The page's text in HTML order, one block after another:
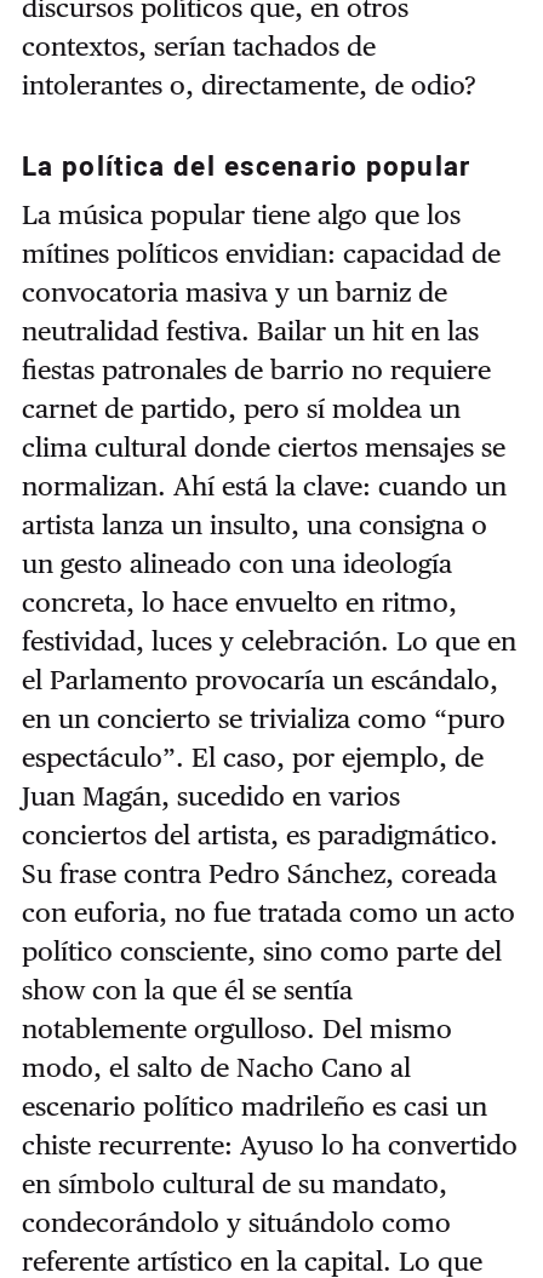
discursos políticos que, en otros
contextos, serían tachados de
intolerantes o, directamente, de odio?
La política del escenario popular
La música popular tiene algo que los
mítines políticos envidian: capacidad de
convocatoria masiva y un barniz de
neutralidad festiva. Bailar un hit en las
fiestas patronales de barrio no requiere
carnet de partido, pero sí moldea un
clima cultural donde ciertos mensajes se
normalizan. Ahí está la clave: cuando un
artista lanza un insulto, una consigna o
un gesto alineado con una ideología
concreta, lo hace envuelto en ritmo,
festividad, luces y celebración. Lo que en
el Parlamento provocaría un escándalo,
en un concierto se trivializa como “puro
espectáculo”. El caso, por ejemplo, de
Juan Magán, sucedido en varios
conciertos del artista, es paradigmático.
Su frase contra Pedro Sánchez, coreada
con euforia, no fue tratada como un acto
político consciente, sino como parte del
show con la que él se sentía
notablemente orgulloso. Del mismo
modo, el salto de Nacho Cano al
escenario político madrileño es casi un
chiste recurrente: Ayuso lo ha convertido
en símbolo cultural de su mandato,
condecorándolo y situándolo como
referente artístico en la capital. Lo que